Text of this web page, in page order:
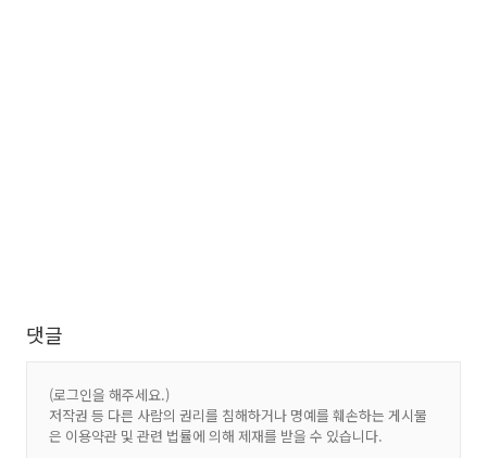
댓글